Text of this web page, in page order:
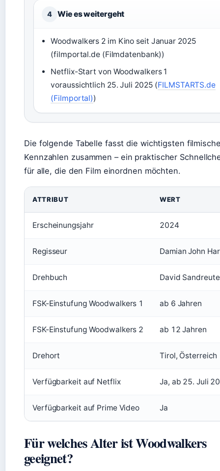
4 Wie es weitergeht
Woodwalkers 2 im Kino seit Januar 2025
(filmportal.de (Filmdatenbank))
Netflix-Start von Woodwalkers 1
voraussichtlich 25. Juli 2025 (FILMSTARTS.de
(Filmportal))
Die folgende Tabelle fasst die wichtigsten
Kennzahlen zusammen – ein praktischer
für alle, die den Film einordnen möchten.
ATTRIBUT WERT
Erscheinungsjahr 2024
Regisseur Damian John
Drehbuch David
FSK-Einstufung Woodwalkers 1 ab 6 Jahren
FSK-Einstufung Woodwalkers 2 ab 12 Jahren
Drehort Tirol, Österreich
Verfügbarkeit auf Netflix Ja, ab 25. Juli
Verfügbarkeit auf Prime Video Ja
Für welches Alter ist Woodwalkers
geeignet?